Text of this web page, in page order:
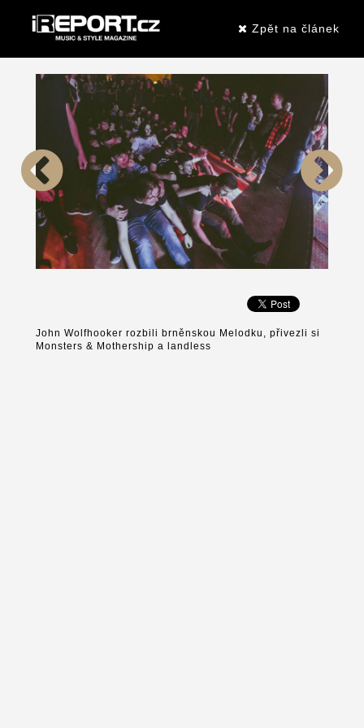
Zpět na článek
John Wolfhooker rozbili brněnskou Melodku, přivezli si
Monsters & Mothership a landless